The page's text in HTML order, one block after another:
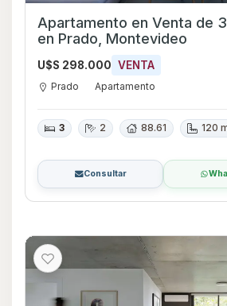
Apartamento en Venta de
en Prado, Montevideo
U$S 298.000 VENTA
Prado Apartamento
3 2 88.61 120
Consultar